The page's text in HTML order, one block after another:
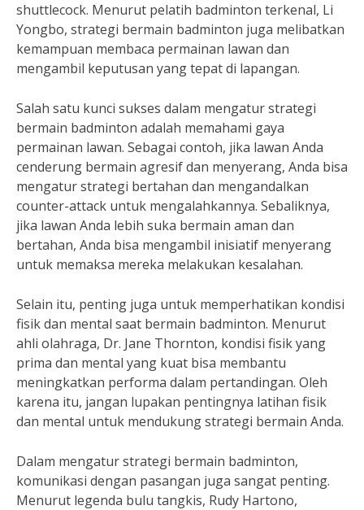
shuttlecock. Menurut pelatih badminton terkenal, Li
Yongbo, strategi bermain badminton juga melibatkan
kemampuan membaca permainan lawan dan
mengambil keputusan yang tepat di lapangan.
Salah satu kunci sukses dalam mengatur strategi
bermain badminton adalah memahami gaya
permainan lawan. Sebagai contoh, jika lawan Anda
cenderung bermain agresif dan menyerang, Anda bisa
mengatur strategi bertahan dan mengandalkan
counter-attack untuk mengalahkannya. Sebaliknya,
jika lawan Anda lebih suka bermain aman dan
bertahan, Anda bisa mengambil inisiatif menyerang
untuk memaksa mereka melakukan kesalahan.
Selain itu, penting juga untuk memperhatikan kondisi
fisik dan mental saat bermain badminton. Menurut
ahli olahraga, Dr. Jane Thornton, kondisi fisik yang
prima dan mental yang kuat bisa membantu
meningkatkan performa dalam pertandingan. Oleh
karena itu, jangan lupakan pentingnya latihan fisik
dan mental untuk mendukung strategi bermain Anda.
Dalam mengatur strategi bermain badminton,
komunikasi dengan pasangan juga sangat penting.
Menurut legenda bulu tangkis, Rudy Hartono,